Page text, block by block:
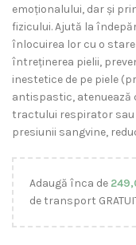
emoționalului, dar și
fizicului. Ajută la
înlocuirea lor cu o stare
întreținerea pielii,
inestetice de pe piele
antispastic, atenuează
tractului respirator sau
presiunii sangvine,
Adaugă înca de
de transport